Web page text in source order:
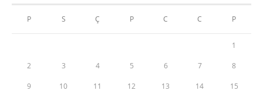
P S Ç P C C P
1
2 3 4 5 6 7 8
9 10 11 12 13 14 15